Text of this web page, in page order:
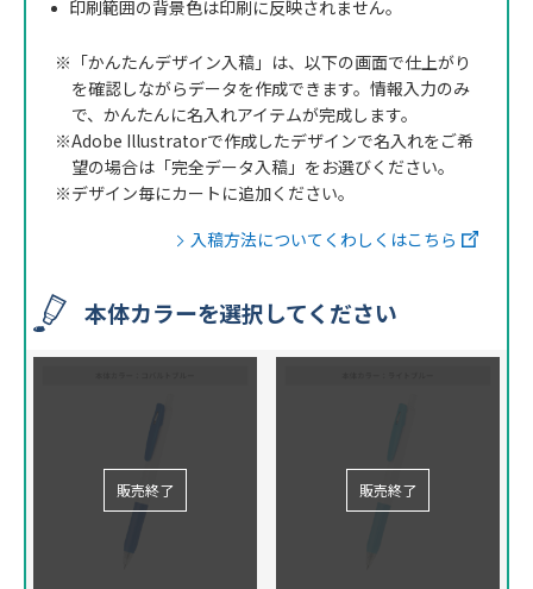
印刷範囲の背景色は印刷に反映されません。
※「かんたんデザイン入稿」は、以下の画面で仕上がり
を確認しながらデータを作成できます。情報入力のみ
で、かんたんに名入れアイテムが完成します。
※Adobe Illustratorで作成したデザインで名入れをご希
望の場合は「完全データ入稿」をお選びください。
※デザイン毎にカートに追加ください。
入稿方法についてくわしくはこちら
本体カラーを選択してください